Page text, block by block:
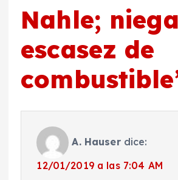
Nahle; niega
escasez de
combustible
A. Hauser dice:
12/01/2019 a las 7:04 AM